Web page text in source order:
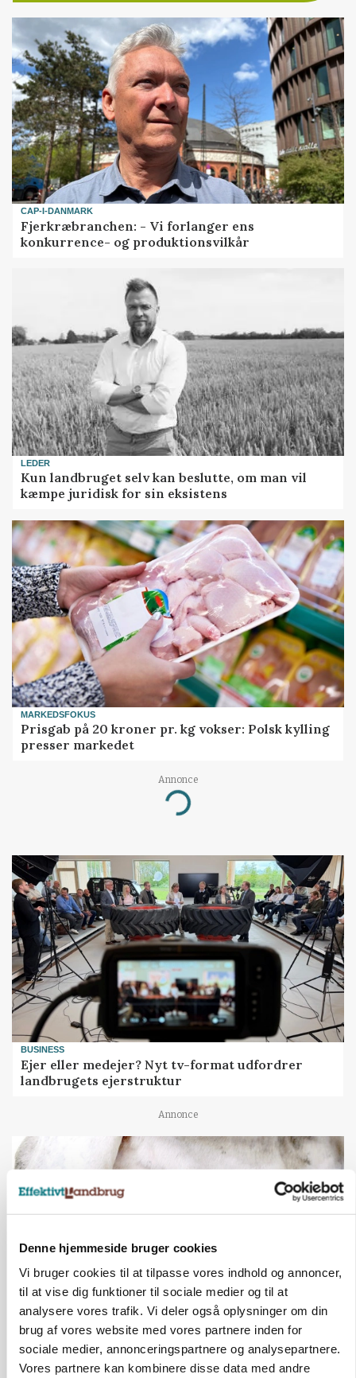
Denne hjemmeside bruger cookies
Vi bruger cookies til at tilpasse vores indhold og annoncer,
til at vise dig funktioner til sociale medier og til at
analysere vores trafik. Vi deler også oplysninger om din
brug af vores website med vores partnere inden for
sociale medier, annonceringspartnere og analysepartnere.
Vores partnere kan kombinere disse data med andre
CAP-I-DANMARK
Fjerkræbranchen: - Vi forlanger ens
konkurrence- og produktionsvilkår
LEDER
Kun landbruget selv kan beslutte, om man vil
kæmpe juridisk for sin eksistens
MARKEDSFOKUS
Prisgab på 20 kroner pr. kg vokser: Polsk kylling
presser markedet
Annonce
Loading...
BUSINESS
Ejer eller medejer? Nyt tv-format udfordrer
landbrugets ejerstruktur
Annonce
MARKED
Russisk mælkepris dykker 23 procent